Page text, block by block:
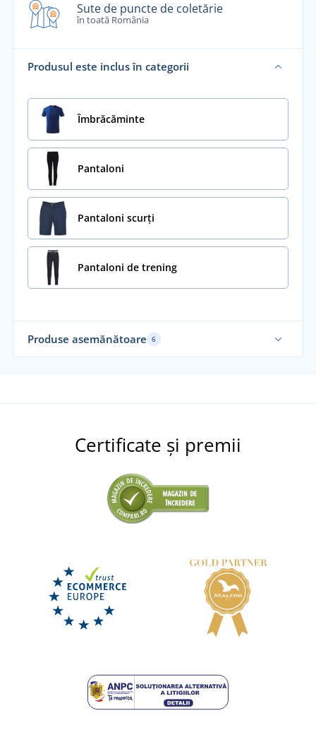
Sute de puncte de coletărie
în toată România
Produsul este inclus în categorii
Îmbrăcăminte
Pantaloni
Pantaloni scurți
Pantaloni de trening
Produse asemănătoare 6
Pantaloni scurți din denim CXS MURET pentru
161,50 lei
Certificate și premii